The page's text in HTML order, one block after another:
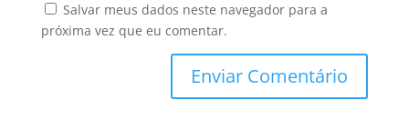
Salvar meus dados neste navegador para a
próxima vez que eu comentar.